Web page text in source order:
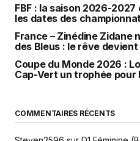
FBF : la saison 2026-
les dates des
France – Zinédine Zidane
des Bleus : le rêve
Coupe du Monde 2026 :
Cap-Vert un trophée pour
COMMENTAIRES RÉCENTS